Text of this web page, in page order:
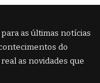
as últimas notícias
do
as novidades que